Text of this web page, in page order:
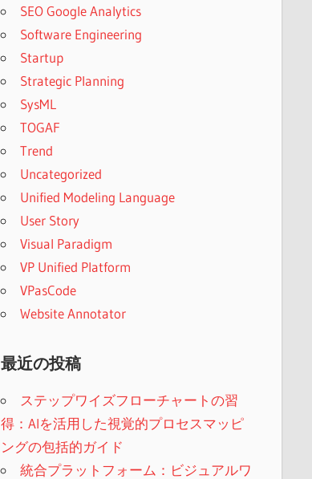
SEO Google Analytics
Software Engineering
Startup
Strategic Planning
SysML
TOGAF
Trend
Uncategorized
Unified Modeling Language
User Story
Visual Paradigm
VP Unified Platform
VPasCode
Website Annotator
最近の投稿
ステップワイズフローチャートの習
得：AIを活用した視覚的プロセスマッピ
ングの包括的ガイド
統合プラットフォーム：ビジュアルワ